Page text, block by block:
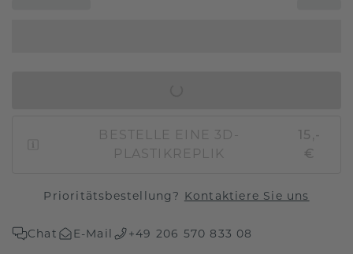
BESTELLE EINE 3D-
PLASTIKREPLIK
15,-
€
Prioritätsbestellung? Kontaktiere Sie uns
Chat E-Mail +49 206 570 833 08